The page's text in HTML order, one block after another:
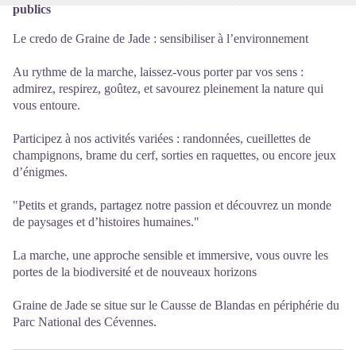
publics
Le credo de Graine de Jade : sensibiliser à l’environnement
Au rythme de la marche, laissez-vous porter par vos sens :
admirez, respirez, goûtez, et savourez pleinement la nature qui
vous entoure.
Participez à nos activités variées : randonnées, cueillettes de
champignons, brame du cerf, sorties en raquettes, ou encore jeux
d’énigmes.
"Petits et grands, partagez notre passion et découvrez un monde
de paysages et d’histoires humaines."
La marche, une approche sensible et immersive, vous ouvre les
portes de la biodiversité et de nouveaux horizons
Graine de Jade se situe sur le Causse de Blandas en périphérie du
Parc National des Cévennes.